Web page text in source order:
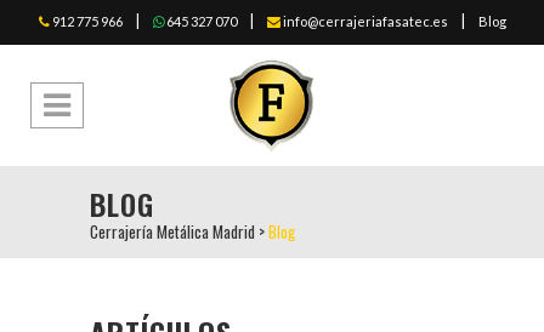
912 775 966 645 327 070 info@cerrajeriafasatec.es Blog
BLOG
Cerrajería Metálica Madrid >Blog